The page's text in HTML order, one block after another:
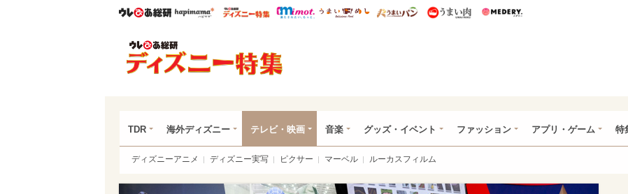
ウレぴあ総研ハピママ* ウレぴあ総研 ディズニー特集
mimot. うまいめし うまいパン うまい肉
TDR 海外ディズニー テレビ・映画 音楽 グッズ・イベント ファッション アプリ・ゲーム 特
ディズニーアニメ ディズニー実写 ピクサー マーベル ルーカスフィルム